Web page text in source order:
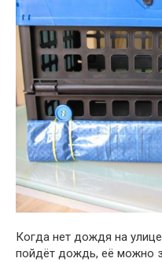
Когда нет дождя на
пойдёт дождь, её можно